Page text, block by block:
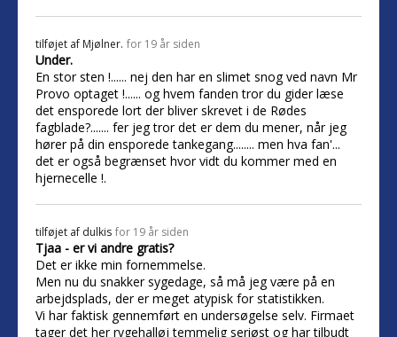
tilføjet af Mjølner. for 19 år siden
Under.
En stor sten !...... nej den har en slimet snog ved navn Mr
Provo optaget !...... og hvem fanden tror du gider læse
det ensporede lort der bliver skrevet i de Rødes
fagblade?....... fer jeg tror det er dem du mener, når jeg
hører på din ensporede tankegang........ men hva fan'...
det er også begrænset hvor vidt du kommer med en
hjernecelle !.
tilføjet af dulkis for 19 år siden
Tjaa - er vi andre gratis?
Det er ikke min fornemmelse.
Men nu du snakker sygedage, så må jeg være på en
arbejdsplads, der er meget atypisk for statistikken.
Vi har faktisk gennemført en undersøgelse selv. Firmaet
tager det her rygehalløj temmelig seriøst og har tilbudt